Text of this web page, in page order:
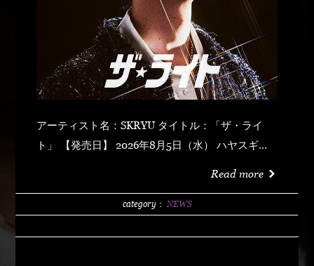
アーティスト名：SKRYU タイトル：「ザ・ライ
ト」 【発売日】 2026年8月5日（水） ハヤスギテ
リング (prod by DJ PMX) マッパ・ノ・オウサマ
Read more
category： NEWS